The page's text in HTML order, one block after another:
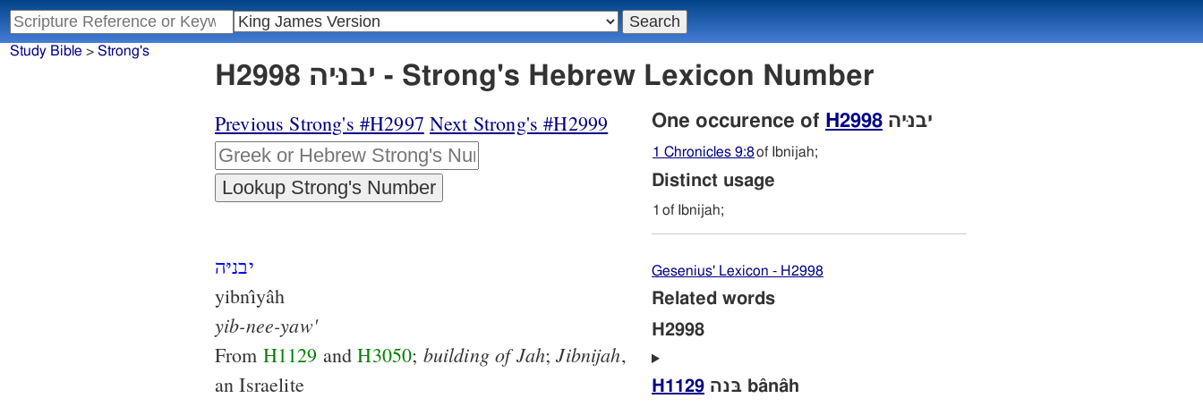
Study Bible > Strong's
H2998 יבניּה - Strong's Hebrew Lexicon Number
Previous Strong's #H2997 Next Strong's #H2999
יבניּה
yibnı̂yâh
yib-nee-yaw'
From H1129 andH3050; building of Jah;Jibnijah,
an Israelite
One occurence of H2998 יבניּה
1 Chronicles 9:8of Ibnijah;
Distinct usage
1 of Ibnijah;
Gesenius' Lexicon - H2998
Related words
H2998
H1129 בּנה bânâh